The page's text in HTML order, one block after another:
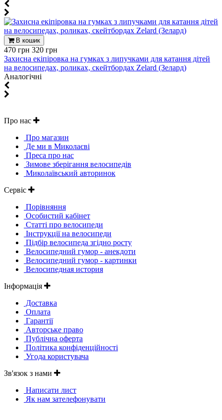
В кошик
470 грн 320 грн
Захисна екіпіровка на гумках з липучками для катання дітей
на велосипедах, роликах, скейтбордах Zelard (Зелард)
Aналогічні
Про нас
Про магазин
Де ми в Миколаєві
Преса про нас
Зимове зберігання велосипедів
Миколаївський авторинок
Сервіс
Порівняння
Особистий кабінет
Статті про велосипеди
Інструкції на велосипеди
Підбір велосипеда згідно росту
Велосипедний гумор - анекдоти
Велосипедний гумор - картинки
Велосипедная история
Інформація
Доставка
Оплата
Гарантії
Авторське право
Публічна оферта
Політика конфіденційності
Угода користувача
Зв'язок з нами
Написати лист
Як нам зателефонувати